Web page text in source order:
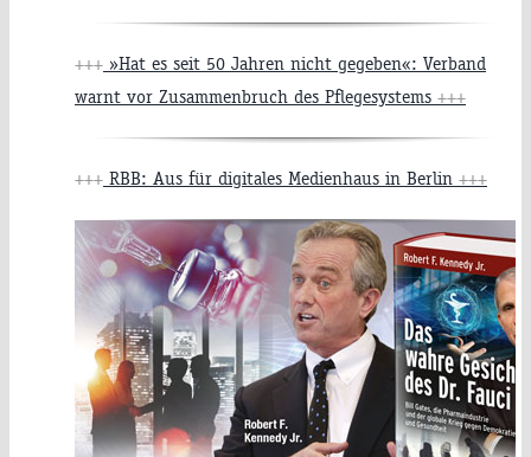
+++ »Hat es seit 50 Jahren nicht gegeben«: Verband
warnt vor Zusammenbruch des Pflegesystems +++
+++ RBB: Aus für digitales Medienhaus in Berlin +++